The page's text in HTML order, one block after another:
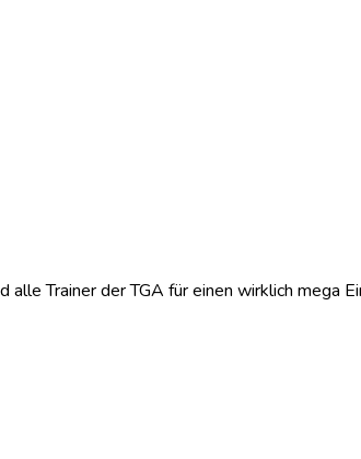
Trainer der TGA für einen wirklich mega